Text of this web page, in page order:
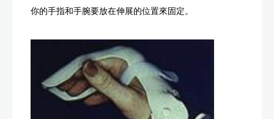
你的手指和手腕要放在伸展的位置來固定。